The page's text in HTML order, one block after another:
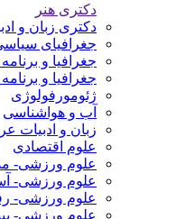
دکتری هنر
دکتری زبان و
جغرافیای
جغرافیا و
جغرافیا و
ژئومورفولوژی
آب و هواشناسی
زبان و ادبیات
علوم اقتصادی
علوم ورزشی-
علوم ورزشی-
علوم ورزشی-
علوم ورزشی-